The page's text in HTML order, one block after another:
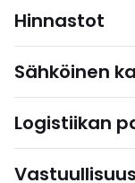
Hinnastot
Sähköinen
Logistiikan
Vastuullisuus